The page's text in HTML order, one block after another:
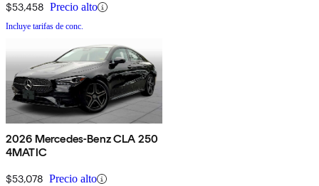
$53,458 Precio alto
Incluye tarifas de conc.
2026 Mercedes-Benz CLA 250
4MATIC
$53,078 Precio alto